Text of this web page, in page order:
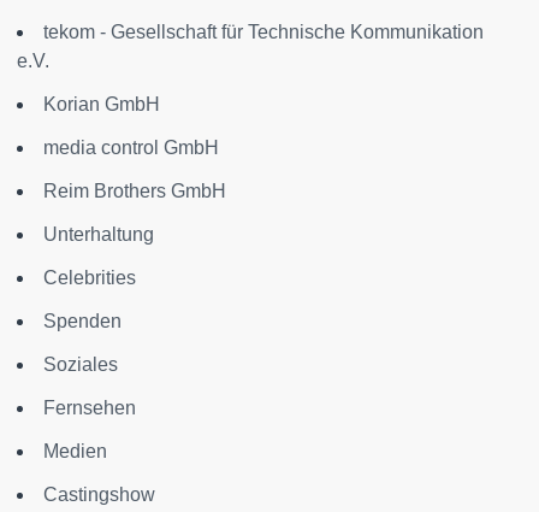
tekom - Gesellschaft für Technische Kommunikation
e.V.
Korian GmbH
media control GmbH
Reim Brothers GmbH
Unterhaltung
Celebrities
Spenden
Soziales
Fernsehen
Medien
Castingshow